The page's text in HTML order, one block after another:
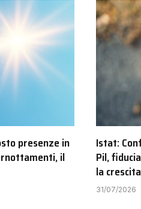
presenze in
il
Istat:
Pil,
la
31/07/2026